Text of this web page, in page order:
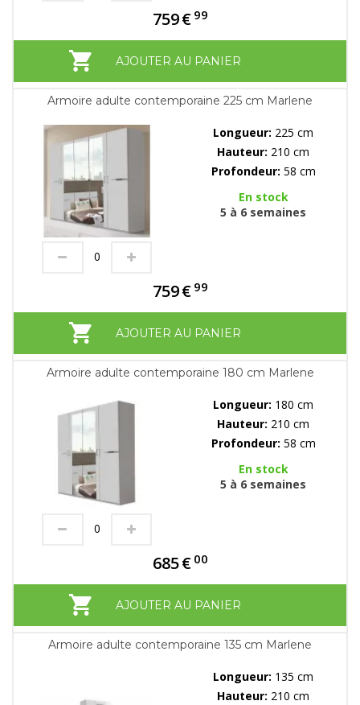
759€ 99
AJOUTER AU PANIER
Armoire adulte contemporaine 225 cm Marlene
Longueur: 225 cm
Hauteur: 210 cm
Profondeur: 58 cm
En stock
5 à 6 semaines
759€ 99
AJOUTER AU PANIER
Armoire adulte contemporaine 180 cm Marlene
Longueur: 180 cm
Hauteur: 210 cm
Profondeur: 58 cm
En stock
5 à 6 semaines
685€ 00
AJOUTER AU PANIER
Armoire adulte contemporaine 135 cm Marlene
Longueur: 135 cm
Hauteur: 210 cm